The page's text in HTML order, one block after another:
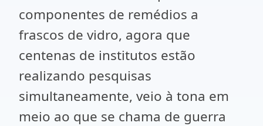
componentes de remédios a
frascos de vidro, agora que
centenas de institutos estão
realizando pesquisas
simultaneamente, veio à tona em
meio ao que se chama de guerra